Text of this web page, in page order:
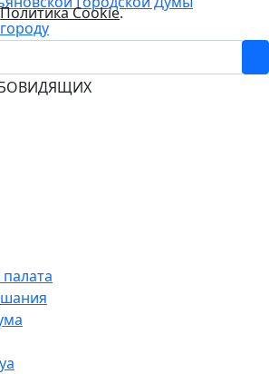
Политика Cookie.